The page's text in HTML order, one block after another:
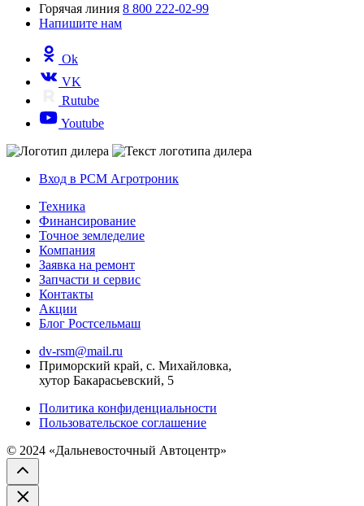
Горячая линия 8 800 222-02-99
Напишите нам
Ok
VK
Rutube
Youtube
Вход в РСМ Агротроник
Техника
Финансирование
Точное земледелие
Компания
Заявка на ремонт
Запчасти и сервис
Контакты
Акции
Блог Ростсельмаш
dv-rsm@mail.ru
Приморский край, с. Михайловка,
хутор Бакарасьевский, 5
Политика конфиденциальности
Пользовательское соглашение
© 2024 «Дальневосточный Автоцентр»